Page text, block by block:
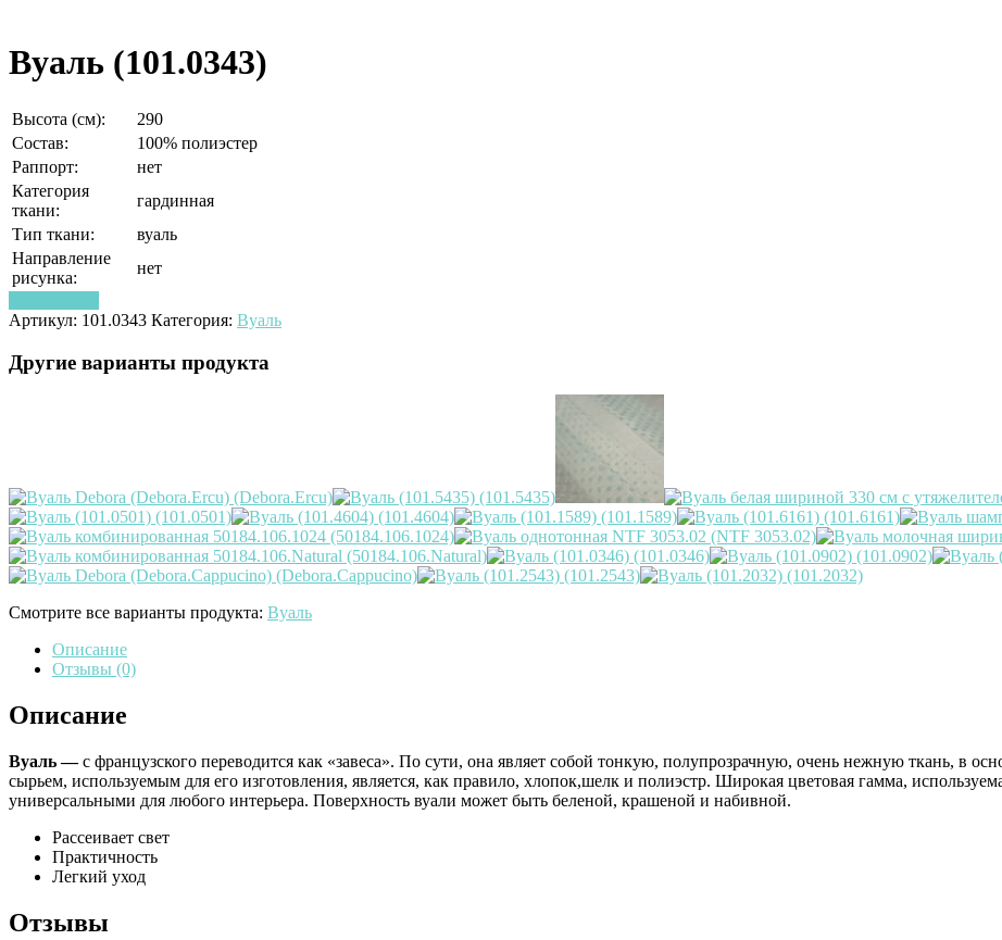
Вуаль (101.0343)
Высота (см):
290
Состав:
100% полиэстер
Раппорт:
нет
Категория
ткани:
гардинная
Тип ткани:
вуаль
Направление
рисунка:
нет
Артикул: 101.0343 Категория: Вуаль
Другие варианты продукта
Смотрите все варианты продукта: Вуаль
Описание
Отзывы (0)
Описание
Вуаль—с французского переводится как «завеса». По сути, она являет собой тонкую, полупрозрачную, очень нежную ткань, в
сырьем, используемым для его изготовления, является, как правило, хлопок,шелк и полиэстр. Широкая цветовая гамма,
универсальными для любого интерьера. Поверхность вуали может быть беленой, крашеной и набивной.
Рассеивает свет
Практичность
Легкий уход
Отзывы